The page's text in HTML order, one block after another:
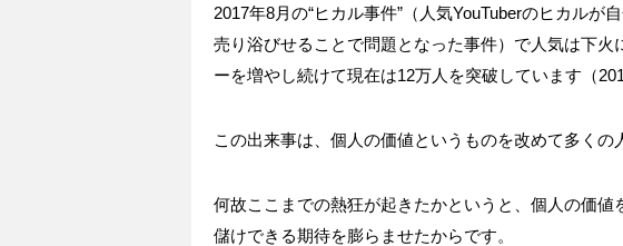
2017年8月の“ヒカル事件”（人気YouTuberのヒカルが
売り浴びせることで問題となった事件）で人気は下火
ーを増やし続けて現在は12万人を突破しています（
この出来事は、個人の価値というものを改めて多くの
何故ここまでの熱狂が起きたかというと、個人の価
儲けできる期待を膨らませたからです。